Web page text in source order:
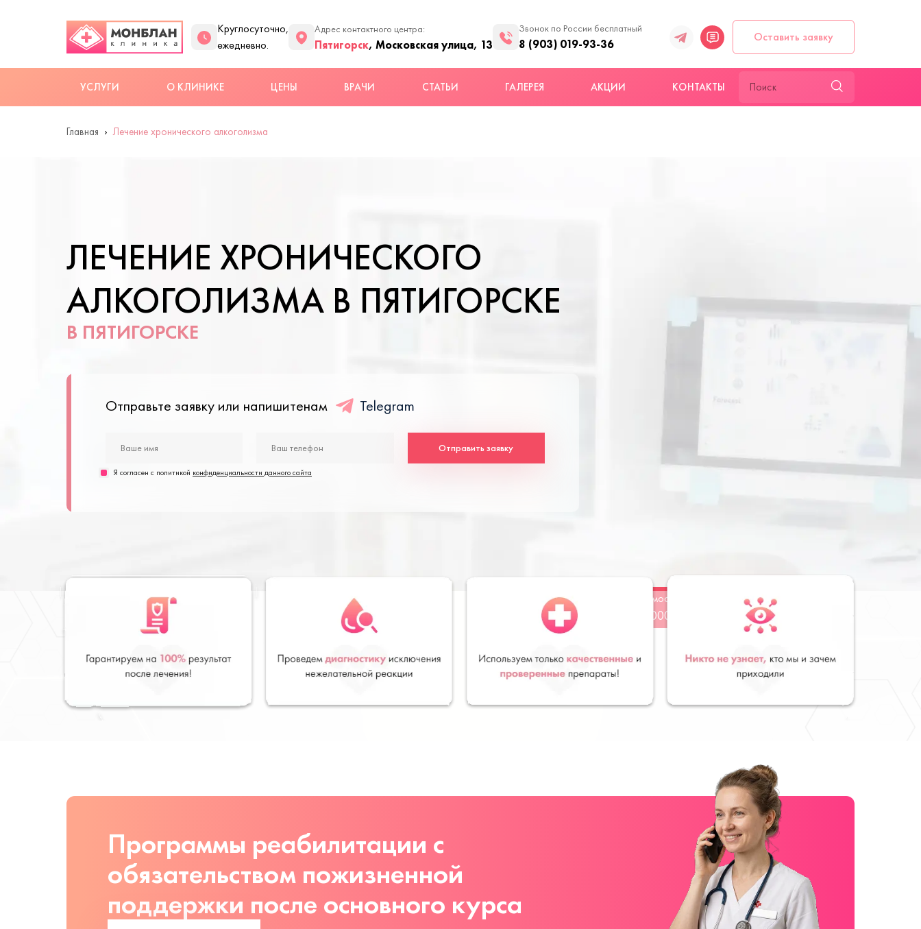
Круглосуточно,
ежедневно.
Адрес контактного центра:
Пятигорск, Московская улица, 13
Звонок по России бесплатный
8 (903) 019-93-36
Оставить заявку
УСЛУГИ О КЛИНИКЕ ЦЕНЫ ВРАЧИ СТАТЬИ ГАЛЕРЕЯ АКЦИИ КОНТАКТЫ
Главная Лечение хронического алкоголизма
ЛЕЧЕНИЕ ХРОНИЧЕСКОГО
АЛКОГОЛИЗМА В ПЯТИГОРСКЕ
В ПЯТИГОРСКЕ
Отправьте заявку или напишитенам Telegram
Отправить заявку
Я согласен с политикой конфиденциальности данного сайта
Стоимость
от 6000 руб
Заказать
Программы реабилитации с
обязательством пожизненной
поддержки после основного курса